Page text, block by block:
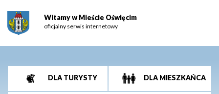
Witamy w Mieście Oświęcim
oficjalny serwis internetowy
DLA TURYSTY DLA MIESZKAŃCA